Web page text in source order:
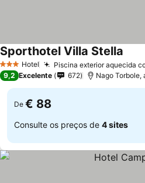
3 EstrelasHotel Piscina exterior aquecida
Sporthotel Villa Stella
9,2 Excelente 672 Nago Torbole,
De € 88
Consulte os preços de 4 sites